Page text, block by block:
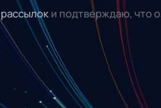
рассылок и подтверждаю, что